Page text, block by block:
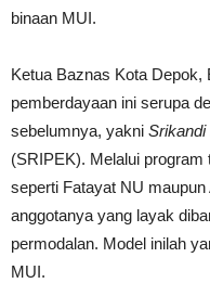
binaan MUI.
Ketua Baznas Kota Depok,
pemberdayaan ini serupa
sebelumnya, yakni Srikandi
(SRIPEK). Melalui
seperti Fatayat NU
anggotanya yang layak
permodalan. Model inilah
MUI.